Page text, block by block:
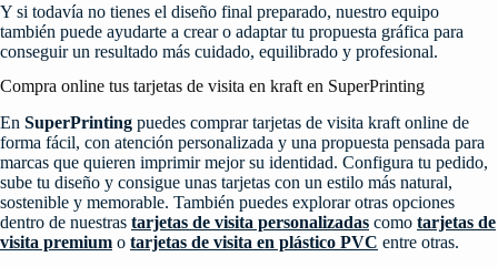
Y si todavía no tienes el diseño final preparado, nuestro equipo
también puede ayudarte a crear o adaptar tu propuesta gráfica para
conseguir un resultado más cuidado, equilibrado y profesional.
Compra online tus tarjetas de visita en kraft en SuperPrinting
En SuperPrinting puedes comprar tarjetas de visita kraft online de
forma fácil, con atención personalizada y una propuesta pensada para
marcas que quieren imprimir mejor su identidad. Configura tu pedido,
sube tu diseño y consigue unas tarjetas con un estilo más natural,
sostenible y memorable. También puedes explorar otras opciones
dentro de nuestras tarjetas de visita personalizadas como tarjetas de
visita premium o tarjetas de visita en plástico PVC entre otras.